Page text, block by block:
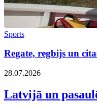
Sports
Regate, regbijs un
28.07.2026
Latvijā un